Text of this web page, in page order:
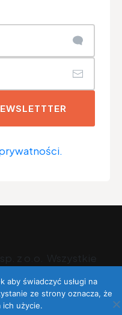
aby świadczyć usługi na
ze strony oznacza, że
ich użycie.